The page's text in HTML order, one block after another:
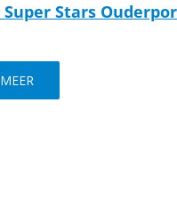
Stars